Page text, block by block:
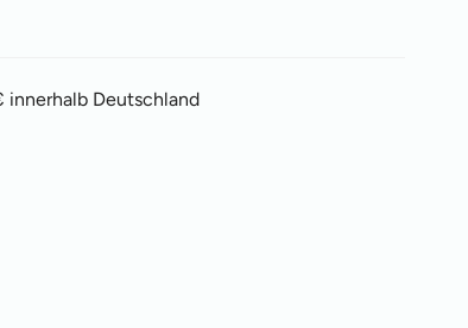
innerhalb Deutschland